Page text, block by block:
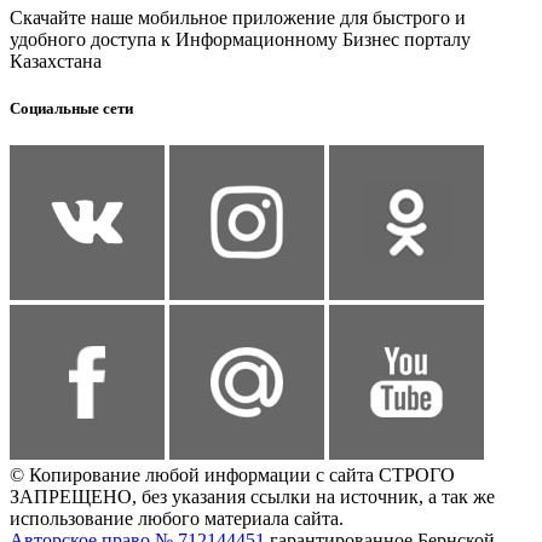
Скачайте наше мобильное приложение для быстрого и
удобного доступа к Информационному Бизнес порталу
Казахстана
Социальные сети
© Копирование любой информации с сайта СТРОГО
ЗАПРЕЩЕНО, без указания ссылки на источник, а так же
использование любого материала сайта.